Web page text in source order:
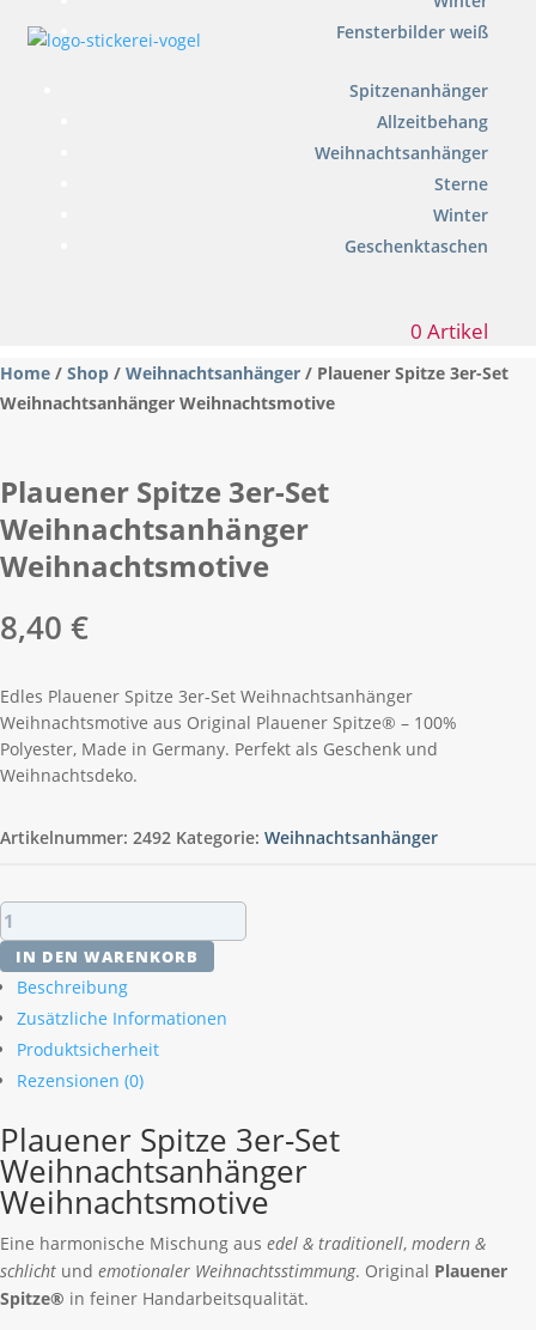
Fensterbilder weiß
Spitzenanhänger
Allzeitbehang
Weihnachtsanhänger
Sterne
Winter
Geschenktaschen
0 Artikel
Home / Shop / Weihnachtsanhänger / Plauener Spitze 3er-Set
Weihnachtsanhänger Weihnachtsmotive
Plauener Spitze 3er-Set
Weihnachtsanhänger
Weihnachtsmotive
8,40 €
Edles Plauener Spitze 3er-Set Weihnachtsanhänger
Weihnachtsmotive aus Original Plauener Spitze® – 100%
Polyester, Made in Germany. Perfekt als Geschenk und
Weihnachtsdeko.
Artikelnummer: 2492 Kategorie: Weihnachtsanhänger
Plauener
Spitze
3er-
Set
Weihnachtsanhänger
Weihnachtsmotive
Menge
IN DEN WARENKORB
Beschreibung
Zusätzliche Informationen
Produktsicherheit
Rezensionen (0)
Plauener Spitze 3er-Set
Weihnachtsanhänger
Weihnachtsmotive
Eine harmonische Mischung aus edel & traditionell, modern &
schlicht und emotionaler Weihnachtsstimmung. Original Plauener
Spitze® in feiner Handarbeitsqualität.